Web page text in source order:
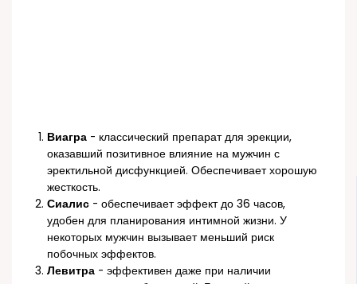
Виагра - классический препарат для эрекции,
оказавший позитивное влияние на мужчин с
эректильной дисфункцией. Обеспечивает хорошую
жесткость.
Сиалис - обеспечивает эффект до 36 часов,
удобен для планирования интимной жизни. У
некоторых мужчин вызывает меньший риск
побочных эффектов.
Левитра - эффективен даже при наличии